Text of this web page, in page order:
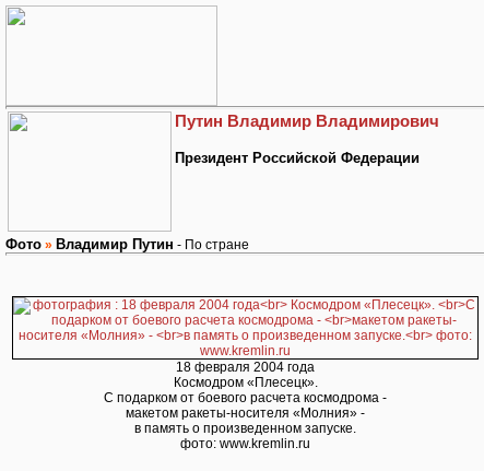
Путин Владимир Владимирович
Президент Российской Федерации
Фото » Владимир Путин - По стране
18 февраля 2004 года
Космодром «Плесецк».
С подарком от боевого расчета космодрома -
макетом ракеты-носителя «Молния» -
в память о произведенном запуске.
фото: www.kremlin.ru